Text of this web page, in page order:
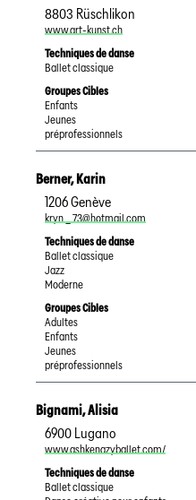
8803 Rüschlikon
www.art-kunst.ch
Techniques de danse
Ballet classique
Groupes Cibles
Enfants
Jeunes
préprofessionnels
Berner,Karin
1206Genève
kryn _ 73@hotmail.com
Techniques de danse
Ballet classique
Jazz
Moderne
Groupes Cibles
Adultes
Enfants
Jeunes
préprofessionnels
Bignami,Alisia
6900 Lugano
www.ashkenazyballet.com/
Techniques de danse
Ballet classique